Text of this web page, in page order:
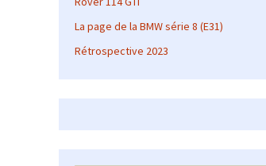
La page de la BMW série 8 (E31)
Rétrospective 2023